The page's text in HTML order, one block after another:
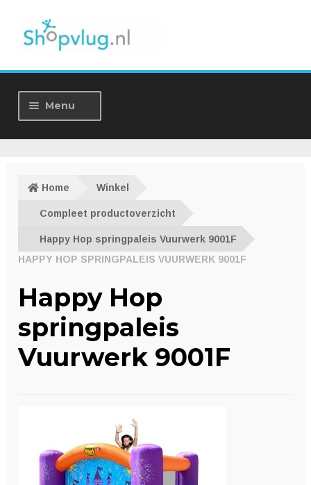
Menu
Home
Over ons
Nieuws
Contact
Winkelwagen
Home Winkel
Compleet productoverzicht
Happy Hop springpaleis Vuurwerk 9001F
HAPPY HOP SPRINGPALEIS VUURWERK 9001F
Happy Hop
springpaleis
Vuurwerk 9001F